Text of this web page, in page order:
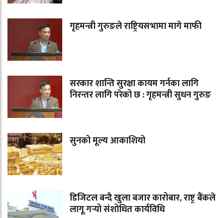
गृहमन्त्री गुरुङले राष्ट्रियसभामा मागे माफी
सरकार शान्ति सुरक्षा कायम गर्नका लागि
निरन्तर लागि परेको छ : गृहमन्त्री सुधन गुरुङ
सुनको मूल्य आकाशियो
डिजिटल बन्दै खुला बजार कारोबार, राष्ट्र बैंकले
लागू गर्‍यो संशोधित कार्यविधि